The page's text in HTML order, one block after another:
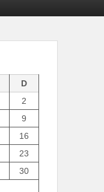
D
2
9
16
23
30